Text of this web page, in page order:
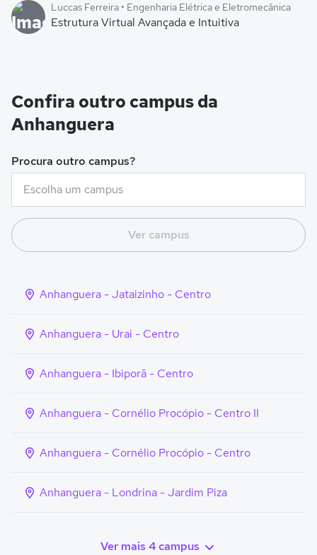
Luccas Ferreira • Engenharia Elétrica e Eletromecânica
Estrutura Virtual Avançada e Intuitiva
Confira outro campus da
Anhanguera
Procura outro campus?
Ver campus
Anhanguera - Jataizinho - Centro
Anhanguera - Urai - Centro
Anhanguera - Ibiporã - Centro
Anhanguera - Cornélio Procópio - Centro II
Anhanguera - Cornélio Procópio - Centro
Anhanguera - Londrina - Jardim Piza
Ver mais 4 campus